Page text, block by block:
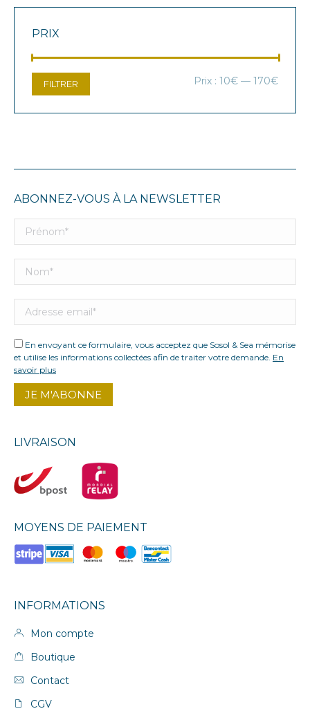
PRIX
Prix
Prix
FILTRER Prix : 10€ — 170€
ABONNEZ-VOUS À LA NEWSLETTER
En envoyant ce formulaire, vous acceptez que Sosol & Sea mémorise
et utilise les informations collectées afin de traiter votre demande. En
savoir plus
LIVRAISON
MOYENS DE PAIEMENT
INFORMATIONS
Mon compte
Boutique
Contact
CGV